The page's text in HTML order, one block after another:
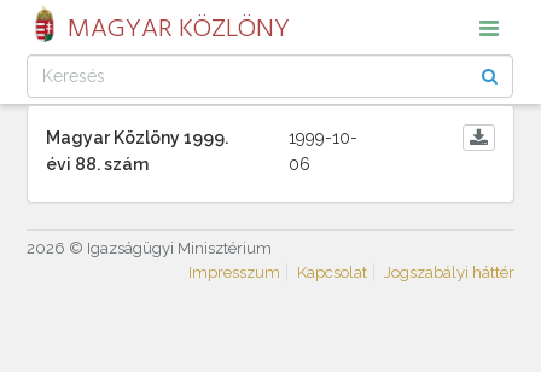
MAGYAR KÖZLÖNY
Magyar Közlöny 1999.
évi 88. szám
1999-10-
06
2026 © Igazságügyi Minisztérium
Impresszum
Kapcsolat Jogszabályi háttér